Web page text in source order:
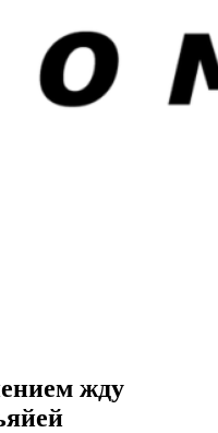
жду